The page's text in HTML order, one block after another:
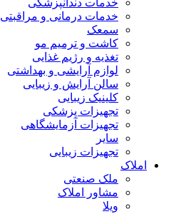
خدمات دندانپزشکی
خدمات درمانی و مراقبتی
سمعک
کاشت و ترمیم مو
تغذیه و رژیم غذایی
لوازم آرایشی و بهداشتی
سالن آرایش و زیبایی
کلینیک زیبایی
تجهیزات پزشکی
تجهیزات آزمایشگاهی
سایر
تجهیزات زیبایی
املاک
ملک صنعتی
مشاور املاک
ویلا